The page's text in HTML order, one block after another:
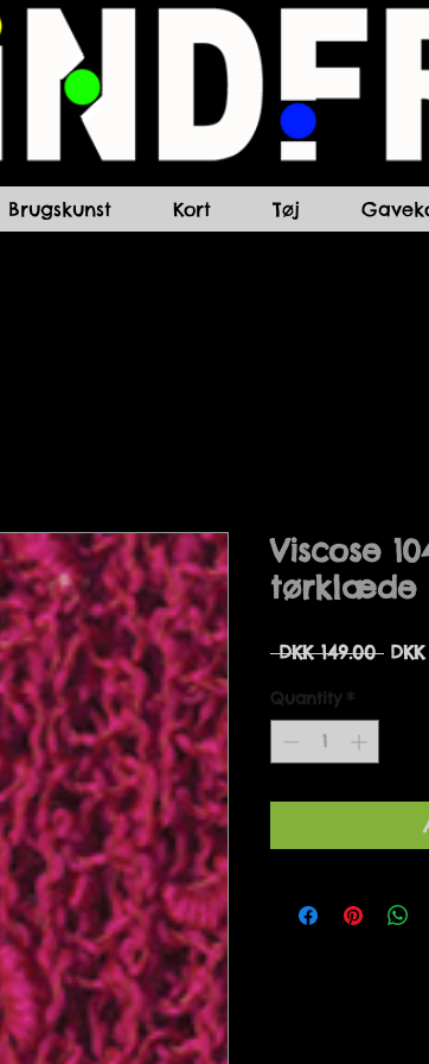
Viscose
tørklæde
DKK 149.00
Quantity *
Brugskunst Kort Tøj